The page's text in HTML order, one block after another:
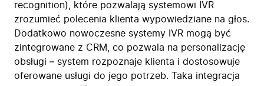
recognition), które pozwalają systemowi IVR
zrozumieć polecenia klienta wypowiedziane na głos.
Dodatkowo nowoczesne systemy IVR mogą być
zintegrowane z CRM, co pozwala na personalizację
obsługi – system rozpoznaje klienta i dostosowuje
oferowane usługi do jego potrzeb. Taka integracja